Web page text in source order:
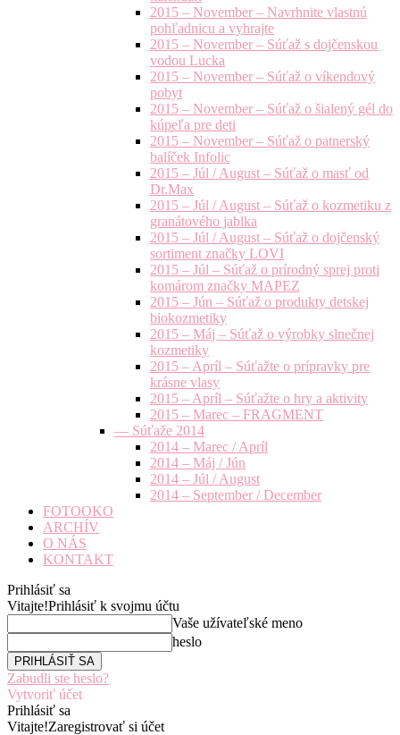
2015 – November – Navrhnite vlastnú
pohľadnicu a vyhrajte
2015 – November – Súťaž s dojčenskou
vodou Lucka
2015 – November – Súťaž o víkendový
pobyt
2015 – November – Súťaž o šialený gél do
kúpeľa pre deti
2015 – November – Súťaž o patnerský
balíček Infolic
2015 – Júl / August – Súťaž o masť od
Dr.Max
2015 – Júl / August – Súťaž o kozmetiku z
granátového jablka
2015 – Júl / August – Súťaž o dojčenský
sortiment značky LOVI
2015 – Júl – Súťaž o prírodný sprej proti
komárom značky MAPEZ
2015 – Jún – Súťaž o produkty detskej
biokozmetiky
2015 – Máj – Súťaž o výrobky slnečnej
kozmetiky
2015 – Apríl – Súťažte o prípravky pre
krásne vlasy
2015 – Apríl – Súťažte o hry a aktivity
2015 – Marec – FRAGMENT
— Súťaže 2014
2014 – Marec / Apríl
2014 – Máj / Jún
2014 – Júl / August
2014 – September / December
FOTOOKO
ARCHÍV
O NÁS
KONTAKT
Prihlásiť sa
Vitajte!Prihlásiť k svojmu účtu
Vaše užívateľské meno
heslo
Zabudli ste heslo?
Vytvoriť účet
Prihlásiť sa
Vitajte!Zaregistrovať si účet